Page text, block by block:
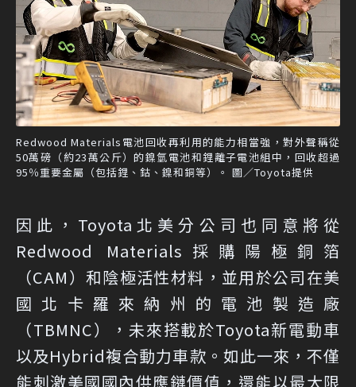
Redwood Materials電池回收再利用的能力相當強，對外聲稱從
50萬磅（約23萬公斤）的鎳氫電池和鋰離子電池組中，回收超過
95％重要金屬（包括鋰、鈷、鎳和銅等）。 圖／Toyota提供
因此，Toyota北美分公司也同意將從
Redwood Materials採購陽極銅箔
（CAM）和陰極活性材料，並用於公司在美
國北卡羅來納州的電池製造廠
（TBMNC），未來搭載於Toyota新電動車
以及Hybrid複合動力車款。如此一來，不僅
能刺激美國國內供應鏈價值，還能以最大限